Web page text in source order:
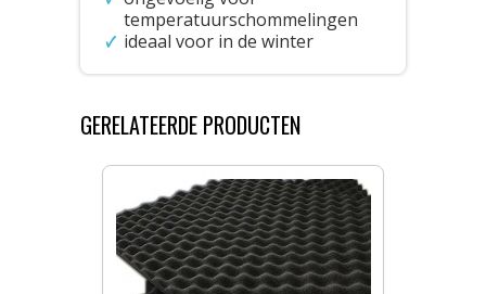
temperatuurschommelingen
ideaal voor in de winter
GERELATEERDE PRODUCTEN